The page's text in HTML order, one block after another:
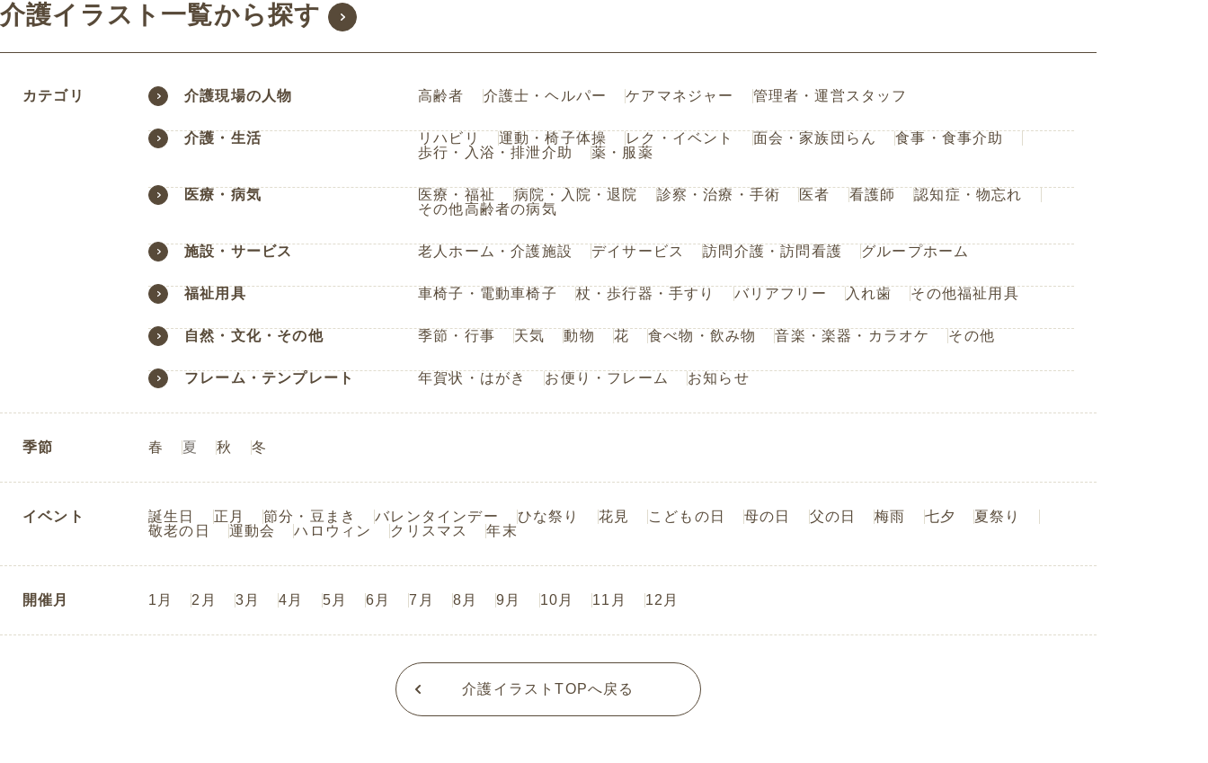
介護イラスト一覧から探す
カテゴリ 介護現場の人物 高齢者 介護士・ヘルパー ケアマネジャー 管理者・運営スタッフ
介護・生活 リハビリ 運動・椅子体操 レク・イベント 面会・家族団らん
食事・食事介助
歩行・入浴・排泄介助
薬・服薬
医療・病気 医療・福祉 病院・入院・退院 診察・治療・手術 医者 看護師
認知症・物忘れ
その他高齢者の病気
施設・サービス 老人ホーム・介護施設 デイサービス 訪問介護・訪問看護 グループホーム
福祉用具 車椅子・電動車椅子 杖・歩行器・手すり バリアフリー 入れ歯 その他福祉用具
自然・文化・その他 季節・行事 天気 動物 花 食べ物・飲み物 音楽・楽器・カラオケ その他
フレーム・テンプレート 年賀状・はがき お便り・フレーム お知らせ
季節 春 夏 秋 冬
イベント 誕生日 正月 節分・豆まき バレンタインデー ひな祭り 花見 こどもの日 母の日 父の日 梅雨 七夕
夏祭り
敬老の日
運動会 ハロウィン クリスマス 年末
開催月 1月 2月 3月 4月 5月 6月 7月 8月 9月 10月 11月 12月
介護イラストTOPへ戻る